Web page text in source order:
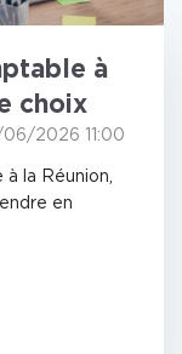
à
choix
2026 11:00
la Réunion,
en